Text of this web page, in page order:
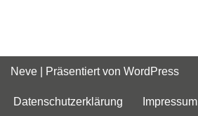
Neve | Präsentiert von WordPress
Datenschutzerklärung Impressum